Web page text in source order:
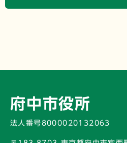
府中市役所
法人番号8000020132063